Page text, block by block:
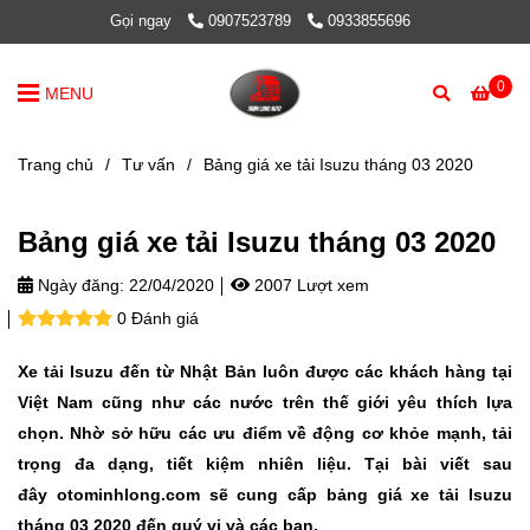
Gọi ngay 0907523789 0933855696
0
MENU
Trang chủ / Tư vấn / Bảng giá xe tải Isuzu tháng 03 2020
Bảng giá xe tải Isuzu tháng 03 2020
Ngày đăng: 22/04/2020
2007 Lượt xem
0 Đánh giá
Xe tải Isuzu đến từ Nhật Bản luôn được các khách hàng tại
Việt Nam cũng như các nước trên thế giới yêu thích lựa
chọn. Nhờ sở hữu các ưu điểm về động cơ khỏe mạnh, tải
trọng đa dạng, tiết kiệm nhiên liệu. Tại bài viết sau
đây otominhlong.com sẽ cung cấp bảng giá xe tải Isuzu
tháng 03 2020 đến quý vị và các bạn.